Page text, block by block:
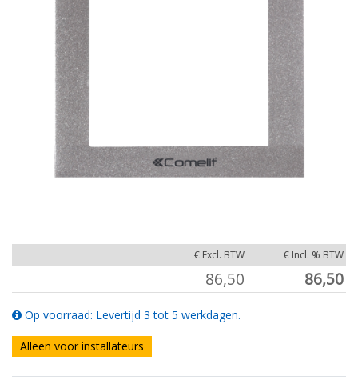
€ Excl. BTW € Incl. % BTW
86,50 86,50
Op voorraad: Levertijd 3 tot 5 werkdagen.
Alleen voor installateurs